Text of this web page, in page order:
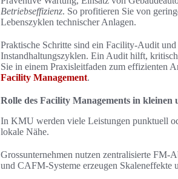
Betriebseffizienz. So profitieren Sie von
Lebenszyklen technischer Anlagen.
Praktische Schritte sind ein Facility-Audit
Instandhaltungszyklen. Ein Audit hilft,
Sie in einem Praxisleitfaden zum effizienten
Facility Management.
Rolle des Facility Managements in kleinen
In KMU werden viele Leistungen punktuell
lokale Nähe.
Grossunternehmen nutzen zentralisierte FM-
und CAFM-Systeme erzeugen Skaleneffekte